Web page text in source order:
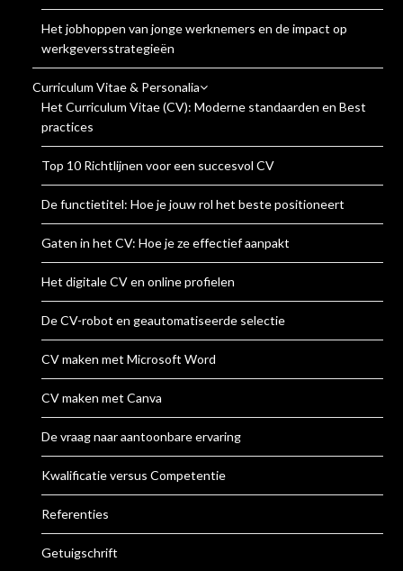
Het jobhoppen van jonge werknemers en de impact op
werkgeversstrategieën
Curriculum Vitae & Personalia
Het Curriculum Vitae (CV): Moderne standaarden en Best
practices
Top 10 Richtlijnen voor een succesvol CV
De functietitel: Hoe je jouw rol het beste positioneert
Gaten in het CV: Hoe je ze effectief aanpakt
Het digitale CV en online profielen
De CV-robot en geautomatiseerde selectie
CV maken met Microsoft Word
CV maken met Canva
De vraag naar aantoonbare ervaring
Kwalificatie versus Competentie
Referenties
Getuigschrift